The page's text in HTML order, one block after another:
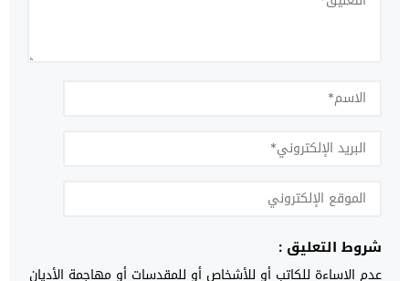
شروط التعليق :
عدم الإساءة للكاتب أو للأشخاص أو للمقدسات أو مهاجمة الأديان